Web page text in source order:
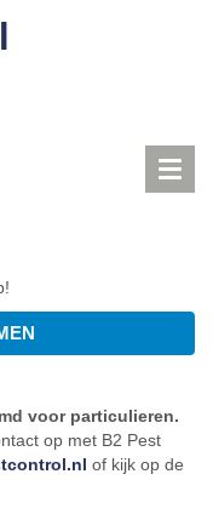
voor particulieren.
op met B2 Pest
of kijk op de